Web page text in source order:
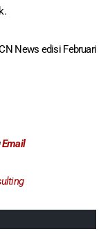
News edisi Februari
Email